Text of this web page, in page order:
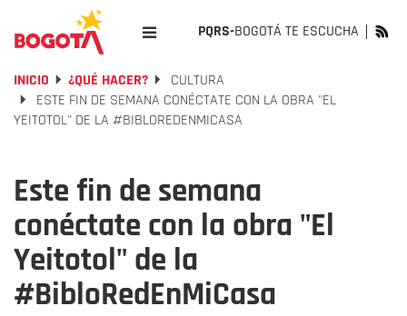
PQRS-BOGOTÁ TE ESCUCHA
INICIO ¿QUÉ HACER?
CULTURA
ESTE FIN DE SEMANA CONÉCTATE CON LA OBRA "EL
YEITOTOL" DE LA #BIBLOREDENMICASA
Este fin de semana
conéctate con la obra "El
Yeitotol" de la
#BibloRedEnMiCasa